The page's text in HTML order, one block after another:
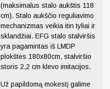
(maksimalus stalo aukštis 118
cm). Stalo aukščio reguliavimo
mechanizmas veikia itin tyliai ir
sklandžiai. EFG stalo stalviršis
yra pagamintas iš LMDP
plokštės 180x80cm, stalviršio
storis 2,2 cm klevo imitacijos.
Už papildomą mokestį galime